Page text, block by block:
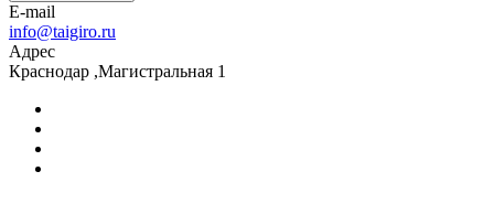
E-mail
info@taigiro.ru
Адрес
Краснодар ,Магистральная 1